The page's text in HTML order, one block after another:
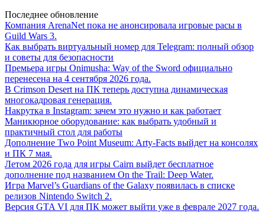
Последнее обновление
Компания ArenaNet пока не анонсировала игровые расы в
Guild Wars 3.
Как выбрать виртуальный номер для Telegram: полный обзор
и советы для безопасности
Премьера игры Onimusha: Way of the Sword официально
перенесена на 4 сентября 2026 года.
В Crimson Desert на ПК теперь доступна динамическая
многокадровая генерация.
Накрутка в Instagram: зачем это нужно и как работает
Маникюрное оборудование: как выбрать удобный и
практичный стол для работы
Дополнение Two Point Museum: Arty-Facts выйдет на консолях
и ПК 7 мая.
Летом 2026 года для игры Cairn выйдет бесплатное
дополнение под названием On the Trail: Deep Water.
Игра Marvel’s Guardians of the Galaxy появилась в списке
релизов Nintendo Switch 2.
Версия GTA VI для ПК может выйти уже в феврале 2027 года.